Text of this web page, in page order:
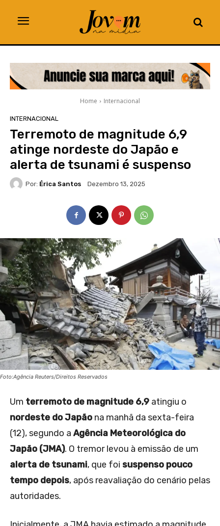
Home Internacional
INTERNACIONAL
Terremoto de magnitude 6,9
atinge nordeste do Japão e
alerta de tsunami é suspenso
Por: Érica Santos Dezembro 13, 2025
Foto:Agência Reuters/Direitos Reservados
Um terremoto de magnitude 6,9 atingiu o
nordeste do Japão na manhã da sexta-feira
(12), segundo a Agência Meteorológica do
Japão (JMA). O tremor levou à emissão de um
alerta de tsunami, que foi suspenso pouco
tempo depois, após reavaliação do cenário pelas
autoridades.